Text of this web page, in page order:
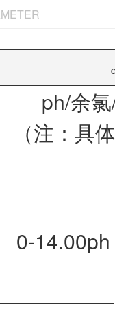
的
数
数
ph/余
（注：具
0-14.00ph